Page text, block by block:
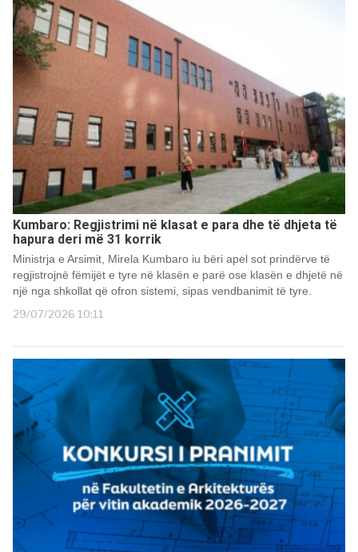
Kumbaro: Regjistrimi në klasat e para dhe të dhjeta të
hapura deri më 31 korrik
Ministrja e Arsimit, Mirela Kumbaro iu bëri apel sot prindërve të
regjistrojnë fëmijët e tyre në klasën e parë ose klasën e dhjetë në
një nga shkollat që ofron sistemi, sipas vendbanimit të tyre.
29/07/2026 10:11